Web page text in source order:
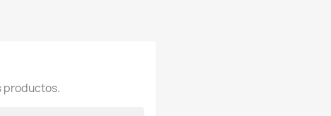
productos.